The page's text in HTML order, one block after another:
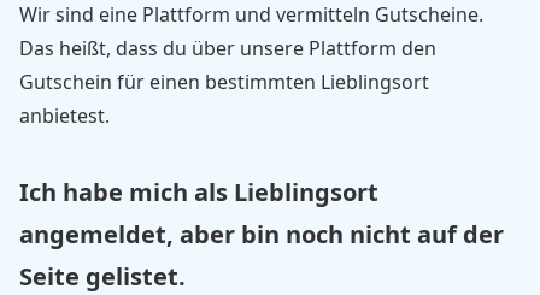
Wir sind eine Plattform und vermitteln Gutscheine.
Das heißt, dass du über unsere Plattform den
Gutschein für einen bestimmten Lieblingsort
anbietest.
Ich habe mich als Lieblingsort
angemeldet, aber bin noch nicht auf der
Seite gelistet.